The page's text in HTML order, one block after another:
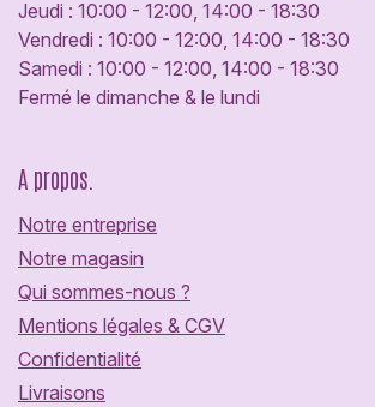
Jeudi : 10:00 - 12:00, 14:00 - 18:30
Vendredi : 10:00 - 12:00, 14:00 - 18:30
Samedi : 10:00 - 12:00, 14:00 - 18:30
Fermé le dimanche & le lundi
A propos.
Notre entreprise
Notre magasin
Qui sommes-nous ?
Mentions légales & CGV
Confidentialité
Livraisons